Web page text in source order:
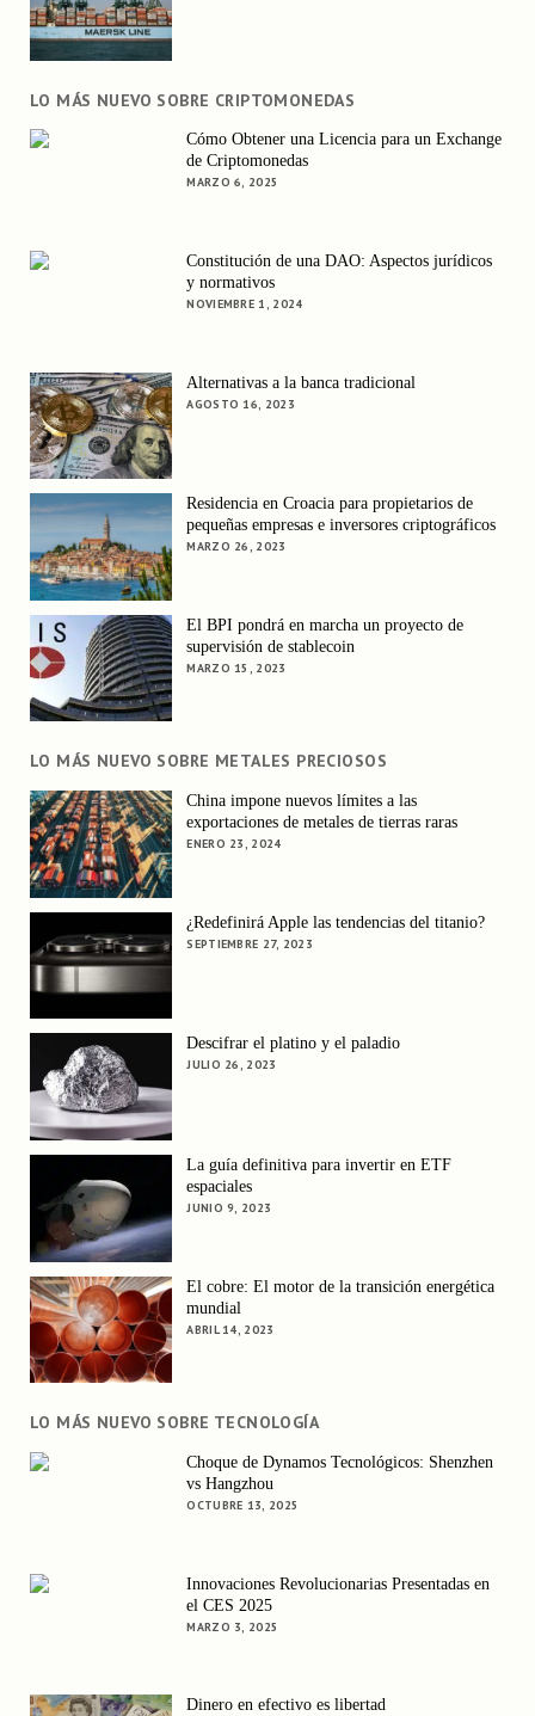
LO MÁS NUEVO SOBRE CRIPTOMONEDAS
Cómo Obtener una Licencia para un Exchange
de Criptomonedas
MARZO 6, 2025
Constitución de una DAO: Aspectos jurídicos
y normativos
NOVIEMBRE 1, 2024
Alternativas a la banca tradicional
AGOSTO 16, 2023
Residencia en Croacia para propietarios de
pequeñas empresas e inversores criptográficos
MARZO 26, 2023
El BPI pondrá en marcha un proyecto de
supervisión de stablecoin
MARZO 15, 2023
LO MÁS NUEVO SOBRE METALES PRECIOSOS
China impone nuevos límites a las
exportaciones de metales de tierras raras
ENERO 23, 2024
¿Redefinirá Apple las tendencias del titanio?
SEPTIEMBRE 27, 2023
Descifrar el platino y el paladio
JULIO 26, 2023
La guía definitiva para invertir en ETF
espaciales
JUNIO 9, 2023
El cobre: El motor de la transición energética
mundial
ABRIL 14, 2023
LO MÁS NUEVO SOBRE TECNOLOGÍA
Choque de Dynamos Tecnológicos: Shenzhen
vs Hangzhou
OCTUBRE 13, 2025
Innovaciones Revolucionarias Presentadas en
el CES 2025
MARZO 3, 2025
Dinero en efectivo es libertad